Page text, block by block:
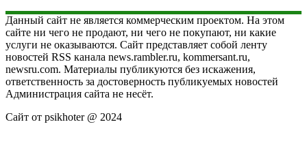
Данный сайт не является коммерческим проектом. На этом
сайте ни чего не продают, ни чего не покупают, ни какие
услуги не оказываются. Сайт представляет собой ленту
новостей RSS канала news.rambler.ru, kommersant.ru,
newsru.com. Материалы публикуются без искажения,
ответственность за достоверность публикуемых новостей
Администрация сайта не несёт.
Сайт от psikhoter @ 2024